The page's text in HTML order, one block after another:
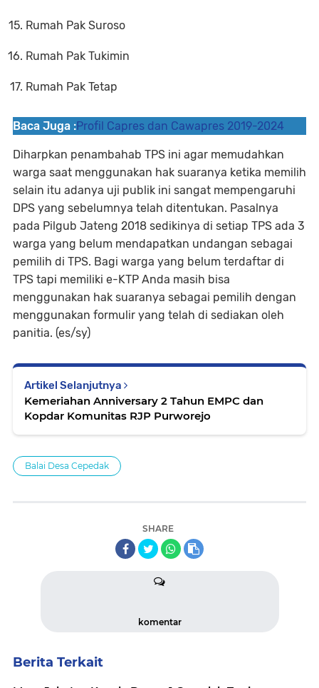
Rumah Pak Suroso
Rumah Pak Tukimin
Rumah Pak Tetap
Baca Juga :Profil Capres dan Cawapres 2019-2024
Diharpkan penambahab TPS ini agar memudahkan
warga saat menggunakan hak suaranya ketika memilih
selain itu adanya uji publik ini sangat mempengaruhi
DPS yang sebelumnya telah ditentukan. Pasalnya
pada Pilgub Jateng 2018 sedikinya di setiap TPS ada 3
warga yang belum mendapatkan undangan sebagai
pemilih di TPS. Bagi warga yang belum terdaftar di
TPS tapi memiliki e-KTP Anda masih bisa
menggunakan hak suaranya sebagai pemilih dengan
menggunakan formulir yang telah di sediakan oleh
panitia. (es/sy)
Artikel Selanjutnya
Kemeriahan Anniversary 2 Tahun EMPC dan
Kopdar Komunitas RJP Purworejo
Balai Desa Cepedak
SHARE
komentar
Berita Terkait